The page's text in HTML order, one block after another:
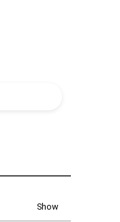
Show